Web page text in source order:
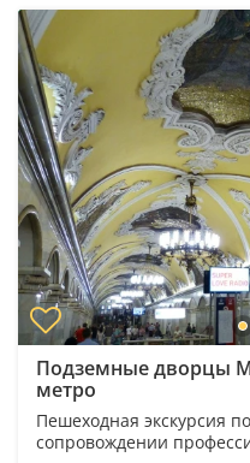
Подземные дворцы
метро
Пешеходная экскурсия
сопровождении